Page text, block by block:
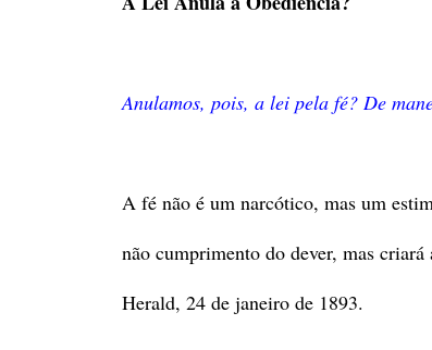
Anulamos, pois, a lei pela fé? De
A fé não é um narcótico, mas um
não cumprimento do dever, mas
Herald, 24 de janeiro de 1893.